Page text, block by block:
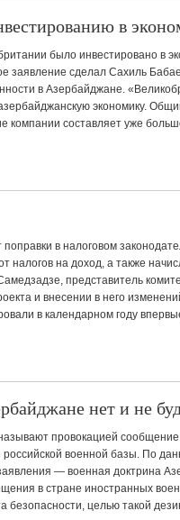
в
было инвестировано в
заявление сделал Сахиль
в Азербайджане.
экономику.
компании составляет уже
в налоговом
налогов на доход, а также
представитель
и внесении в него
в календарном году
нет и не
провокацией
российской военной базы. По
— военная доктрина
в стране иностранных
безопасности, целью такой